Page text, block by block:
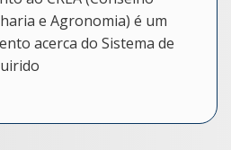
e Agronomia) é um
acerca do Sistema de